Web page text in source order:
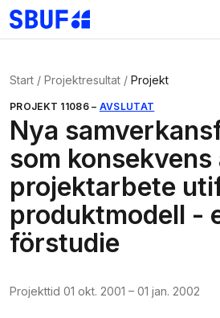
Gå direkt till huvudinnehållet
Start Projektresultat Projekt
PROJEKT 11086 – AVSLUTAT
Nya
som konsekvens
projektarbete
produktmodell -
förstudie
Projekttid 01 okt. 2001 – 01 jan. 2002